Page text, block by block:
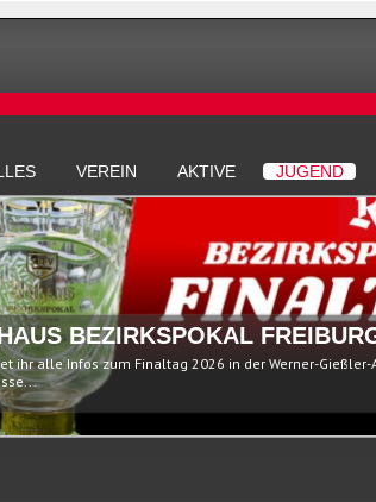
VEREIN AKTIVE JUGEND
BEZIRKSPOKAL
ihr alle Infos zum Finaltag 2026 in der Werner-